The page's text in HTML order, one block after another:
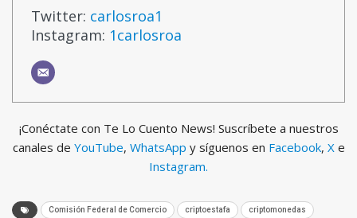
Twitter: carlosroa1
Instagram: 1carlosroa
¡Conéctate con Te Lo Cuento News! Suscríbete a nuestros
canales de YouTube, WhatsApp y síguenos en Facebook, X e
Instagram.
Comisión Federal de Comercio criptoestafa criptomonedas